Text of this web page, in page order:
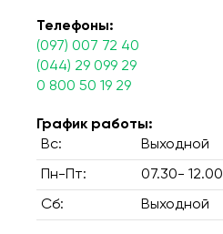
Телефоны:
(097) 007 72 40
(044) 29 099 29
0 800 50 19 29
График работы:
Вс:
Выходной
Пн-Пт: 07.30- 12.00
Сб: Выходной